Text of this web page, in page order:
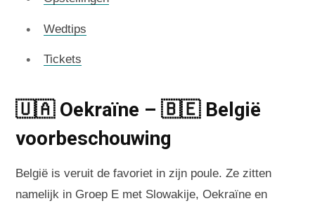
Wedtips
Tickets
🇺🇦 Oekraïne – 🇧🇪 België
voorbeschouwing
België is veruit de favoriet in zijn poule. Ze zitten
namelijk in Groep E met Slowakije, Oekraïne en